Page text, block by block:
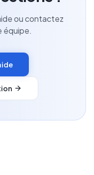
ou contactez
équipe.